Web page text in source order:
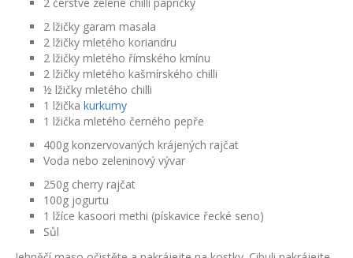
2 lžičky garam masala
2 lžičky mletého koriandru
2 lžičky mletého římského kmínu
2 lžičky mletého kašmírského chilli
½ lžičky mletého chilli
1 lžička kurkumy
1 lžička mletého černého pepře
400g konzervovaných krájených rajčat
Voda nebo zeleninový vývar
250g cherry rajčat
100g jogurtu
1 lžíce kasoori methi (pískavice řecké seno)
Sůl